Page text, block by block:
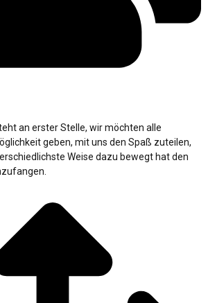
an erster Stelle, wir möchten alle
geben, mit uns den Spaß zuteilen,
Weise dazu bewegt hat den